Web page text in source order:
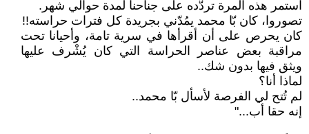
استمر هذه المرة تردُّده على جناحنا لمدة حوالي شهر.
تصوروا، كان بّا محمد يمُدّني بجريدة كل فترات حراسته!!
كان يحرص على أن أقرأها في سرية تامة، وأحيانا تحت
مراقبة بعض عناصر الحراسة التي كان يُشْرف عليها
ويثق فيها بدون شك..
لماذا أنا؟
لم تُتح لي الفرصة لأسأل بّا محمد..
إنه حقا أب..."